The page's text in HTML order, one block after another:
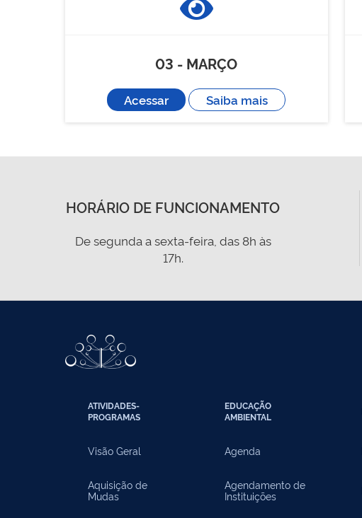
03 - MARÇO
Acessar Saiba mais
HORÁRIO DE FUNCIONAMENTO
De segunda a sexta-feira, das 8h às
17h.
ATIVIDADES-
PROGRAMAS
Visão Geral
Aquisição de
Mudas
EDUCAÇÃO
AMBIENTAL
Agenda
Agendamento de
Instituições